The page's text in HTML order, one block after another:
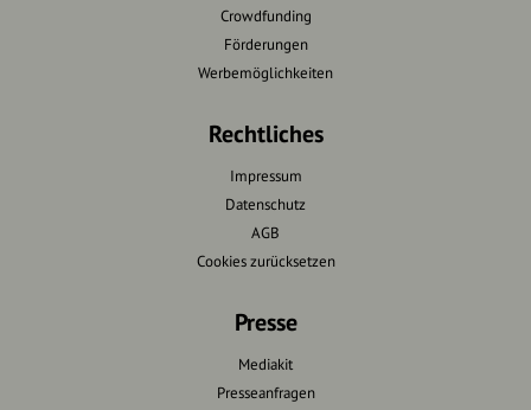
Crowdfunding
Förderungen
Werbemöglichkeiten
Rechtliches
Impressum
Datenschutz
AGB
Cookies zurücksetzen
Presse
Mediakit
Presseanfragen